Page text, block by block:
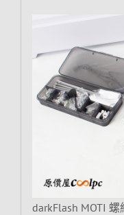
darkFlash MOTI